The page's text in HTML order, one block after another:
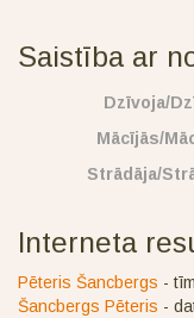
Saistība ar
Dzīvoja/
Mācījās/
Strādāja/
Interneta
Pēteris Šancbergs -
Šancbergs Pēteris -